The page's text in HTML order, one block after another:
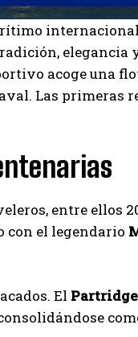
y estratega de
elegancia
acoge una
Las primeras
entre ellos
con el legendario
El Partridge